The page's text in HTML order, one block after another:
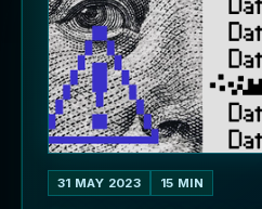
31 MAY 2023 15 MIN